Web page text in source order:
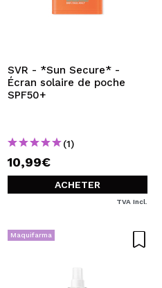
SVR - *Sun Secure* -
Écran solaire de poche
SPF50+
(1)
10,99€
ACHETER
TVA Incl.
Maquifarma